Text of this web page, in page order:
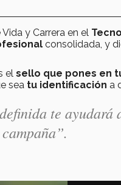
y Carrera en el
consolidada, y
el sello que pones en
sea tu identificación a
te ayudará